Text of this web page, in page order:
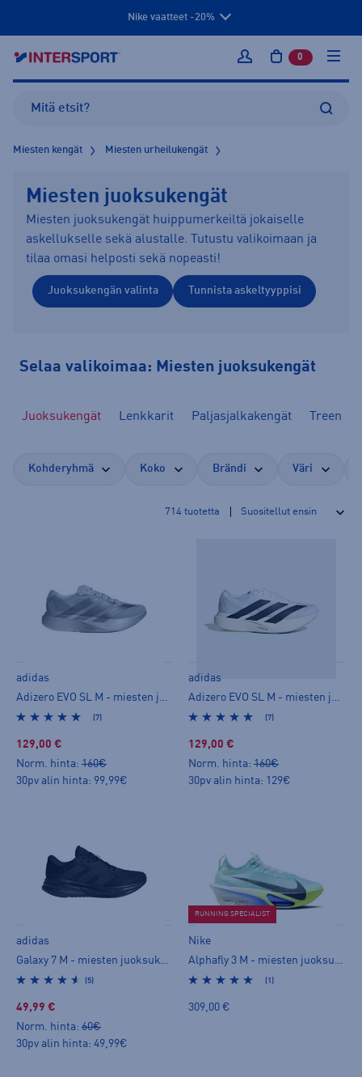
Nike vaatteet -20%
Kirjaudu sisään
0 tuotetta
Miesten kengät Miesten urheilukengät
Miesten juoksukengät
Miesten juoksukengät huippumerkeiltä jokaiselle
askellukselle sekä alustalle. Tutustu valikoimaan ja
tilaa omasi helposti sekä nopeasti!
Juoksukengän valinta Tunnista askeltyyppisi
Selaa valikoimaa: Miesten juoksukengät
Juoksukengät Lenkkarit Paljasjalkakengät
Kohderyhmä Koko Brändi Väri
714 tuotetta
adidas
Adizero EVO SL M - miesten juoksukengät
(7)
129,00 €
Norm. hinta: 160€
30pv alin hinta: 99,99€
adidas
Adizero EVO SL M - miesten juoksukengät
(7)
129,00 €
Norm. hinta: 160€
30pv alin hinta: 129€
adidas
Galaxy 7 M - miesten juoksukengät
(5)
49,99 €
Norm. hinta: 60€
30pv alin hinta: 49,99€
RUNNING SPECIALIST
Nike
Alphafly 3 M - miesten juoksukengät
(1)
309,00 €